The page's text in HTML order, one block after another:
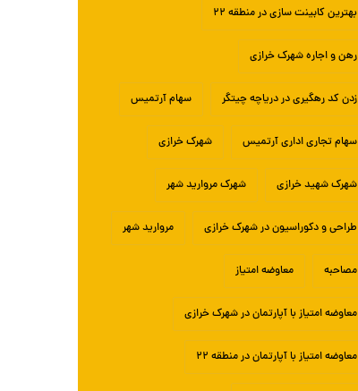
بهترین کابینت سازی در منطقه ۲۲
رهن و اجاره شهرک خرازی
زدن کد رهگیری در دریاچه چیتگر سهام آرتمیس
سهام تجاری اداری آرتمیس شهرک خرازی
شهرک شهید خرازی شهرک مروارید شهر
طراحی و دکوراسیون در شهرک خرازی مروارید شهر
مصاحبه معاوضه امتیاز
معاوضه امتیاز با آپارتمان در شهرک خرازی
معاوضه امتیاز با آپارتمان در منطقه ۲۲